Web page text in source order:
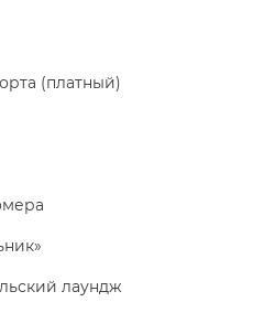
(платный)
лаундж